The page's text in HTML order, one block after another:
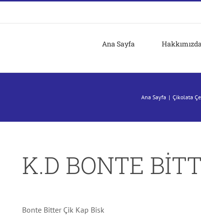
Ana Sayfa
Ana Sayfa Çikolata
K.D BONTE
Bonte Bitter Çik Kap Bisk